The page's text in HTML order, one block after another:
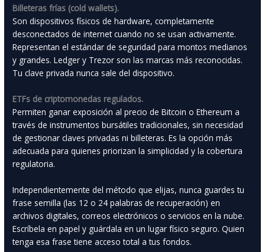
Billeteras frías (cold wallets).
Son dispositivos físicos de hardware, completamente
desconectados de internet cuando no se usan activamente.
Representan el estándar de seguridad para montos medianos
y grandes. Ledger y Trezor son las marcas más reconocidas.
Tu clave privada nunca sale del dispositivo.
ETFs de criptomonedas regulados.
Permiten ganar exposición al precio de Bitcoin o Ethereum a
través de instrumentos bursátiles tradicionales, sin necesidad
de gestionar claves privadas ni billeteras. Es la opción más
adecuada para quienes priorizan la simplicidad y la cobertura
regulatoria.
Independientemente del método que elijas, nunca guardes tu
frase semilla (las 12 o 24 palabras de recuperación) en
archivos digitales, correos electrónicos o servicios en la nube.
Escríbela en papel y guárdala en un lugar físico seguro. Quien
tenga esa frase tiene acceso total a tus fondos.